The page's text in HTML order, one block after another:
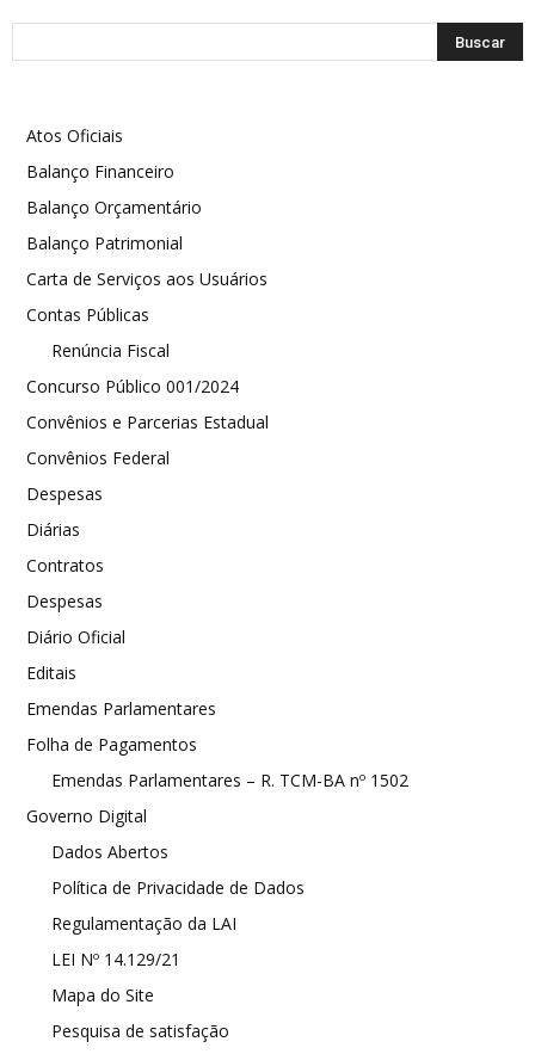
Atos Oficiais
Balanço Financeiro
Balanço Orçamentário
Balanço Patrimonial
Carta de Serviços aos Usuários
Contas Públicas
Renúncia Fiscal
Concurso Público 001/2024
Convênios e Parcerias Estadual
Convênios Federal
Despesas
Diárias
Contratos
Despesas
Diário Oficial
Editais
Emendas Parlamentares
Folha de Pagamentos
Emendas Parlamentares – R. TCM-BA nº 1502
Governo Digital
Dados Abertos
Política de Privacidade de Dados
Regulamentação da LAI
LEI Nº 14.129/21
Mapa do Site
Pesquisa de satisfação